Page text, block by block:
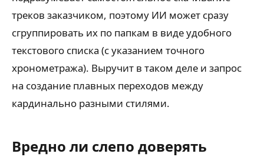
треков заказчиком, поэтому ИИ может сразу
сгруппировать их по папкам в виде удобного
текстового списка (с указанием точного
хронометража). Выручит в таком деле и запрос
на создание плавных переходов между
кардинально разными стилями.
Вредно ли слепо доверять